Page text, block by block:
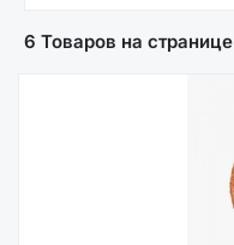
6 Товаров на странице